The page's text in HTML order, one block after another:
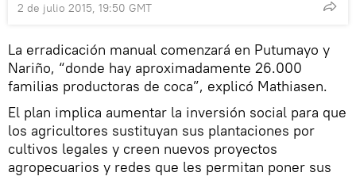
2 de julio 2015, 19:50 GMT
La erradicación manual comenzará en Putumayo y
Nariño, “donde hay aproximadamente 26.000
familias productoras de coca”, explicó Mathiasen.
El plan implica aumentar la inversión social para que
los agricultores sustituyan sus plantaciones por
cultivos legales y creen nuevos proyectos
agropecuarios y redes que les permitan poner sus